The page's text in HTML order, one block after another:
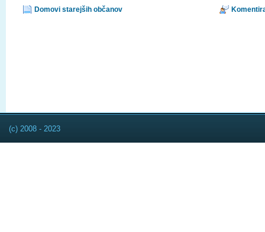
Domovi starejših občanov
(c) 2008 - 2023